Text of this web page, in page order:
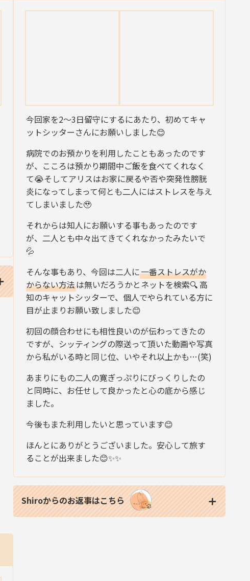
今回家を2〜3日留守にするにあたり、初めてキャ
ットシッターさんにお願いしました😊
病院でのお預かりを利用したこともあったのです
が、こころは預かり期間中ご飯を食べてくれなく
て😭そしてアリスはお家に戻るや否や突発性膀胱
炎になってしまって何とも二人にはストレスを与え
てしまいました🥹
それからは知人にお願いする事もあったのです
が、二人とも中々出てきてくれなかったみたいで
💦
そんな事もあり、今回は二人に一番ストレスがか
からない方法は無いだろうかとネットを検索🔍 高
知のキャットシッターで、個人でやられている方に
目が止まりお願い致しました😊
初回の顔合わせにも相性良いのが伝わってきたの
ですが、シッティングの際送って頂いた動画や写真
から私がいる時と同じ位、いやそれ以上かも…(笑)
あまりにもの二人の寛ぎっぷりにびっくりしたの
と同時に、お任せして良かったと心の底から感じ
ました。
今後もまた利用したいと思っています😊
ほんとにありがとうございました。安心して旅す
ることが出来ました😊✨✨
Shiroからのお返事はこちら